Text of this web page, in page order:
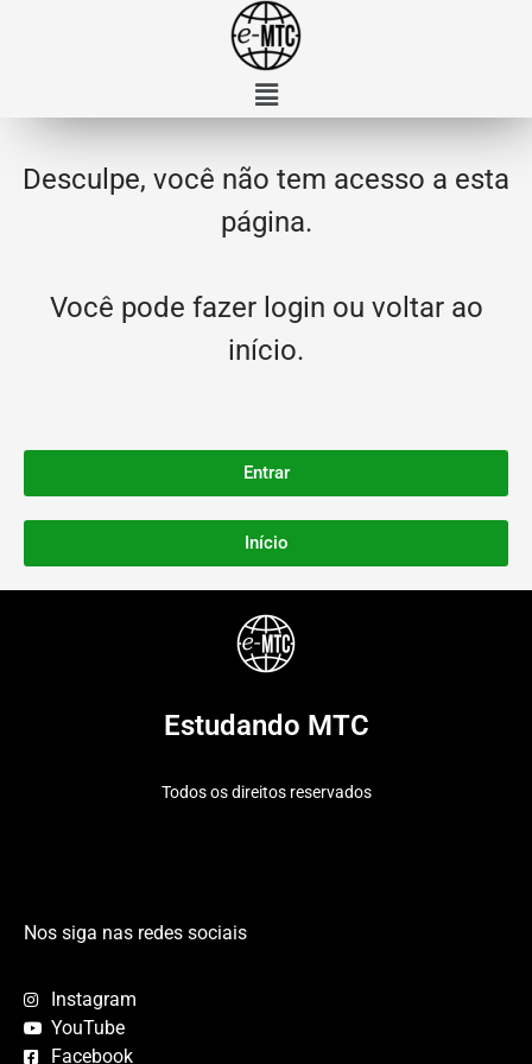
Desculpe, você não tem acesso a esta
página.
Você pode fazer login ou voltar ao
início.
Entrar
Início
Estudando MTC
Todos os direitos reservados
Nos siga nas redes sociais
Instagram
YouTube
Facebook